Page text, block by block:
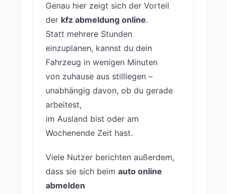
Genau hier zeigt sich der Vorteil
der kfz abmeldung online.
Statt mehrere Stunden
einzuplanen, kannst du dein
Fahrzeug in wenigen Minuten
von zuhause aus stilllegen –
unabhängig davon, ob du gerade
arbeitest,
im Ausland bist oder am
Wochenende Zeit hast.
Viele Nutzer berichten außerdem,
dass sie sich beim auto online
abmelden